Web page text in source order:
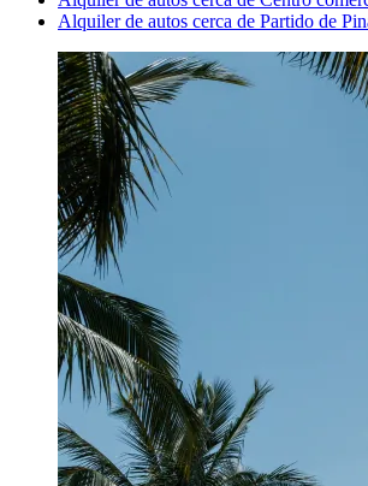
Alquiler de autos cerca de Partido de